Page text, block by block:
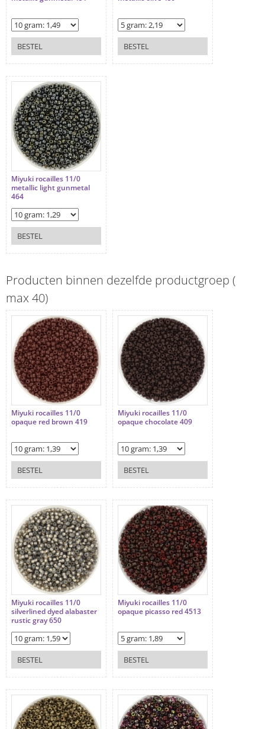
BESTEL BESTEL
Miyuki rocailles 11/0
metallic light gunmetal
464
BESTEL
Producten binnen dezelfde productgroep (
max 40)
Miyuki rocailles 11/0
opaque red brown 419
BESTEL
Miyuki rocailles 11/0
opaque chocolate 409
BESTEL
Miyuki rocailles 11/0
silverlined dyed alabaster
rustic gray 650
BESTEL
Miyuki rocailles 11/0
opaque picasso red 4513
BESTEL